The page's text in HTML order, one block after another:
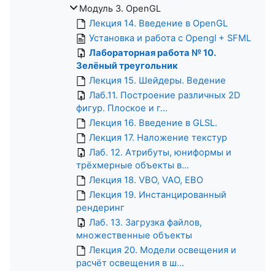
Модуль 3. OpenGL
Лекция 14. Введение в OpenGL
Установка и работа с Opengl + SFML
Лабораторная работа № 10.
Зелёный треугольник
Лекция 15. Шейдеры. Ведение
Лаб.11. Построение различных 2D
фигур. Плоское и г...
Лекция 16. Введение в GLSL.
Лекция 17. Наложение текстур
Лаб. 12. Атрибуты, юниформы и
трёхмерные объекты в...
Лекция 18. VBO, VAO, EBO
Лекция 19. Инстанцированный
рендеринг
Лаб. 13. Загрузка файлов,
множественные объекты
Лекция 20. Модели освещения и
расчёт освещения в ш...